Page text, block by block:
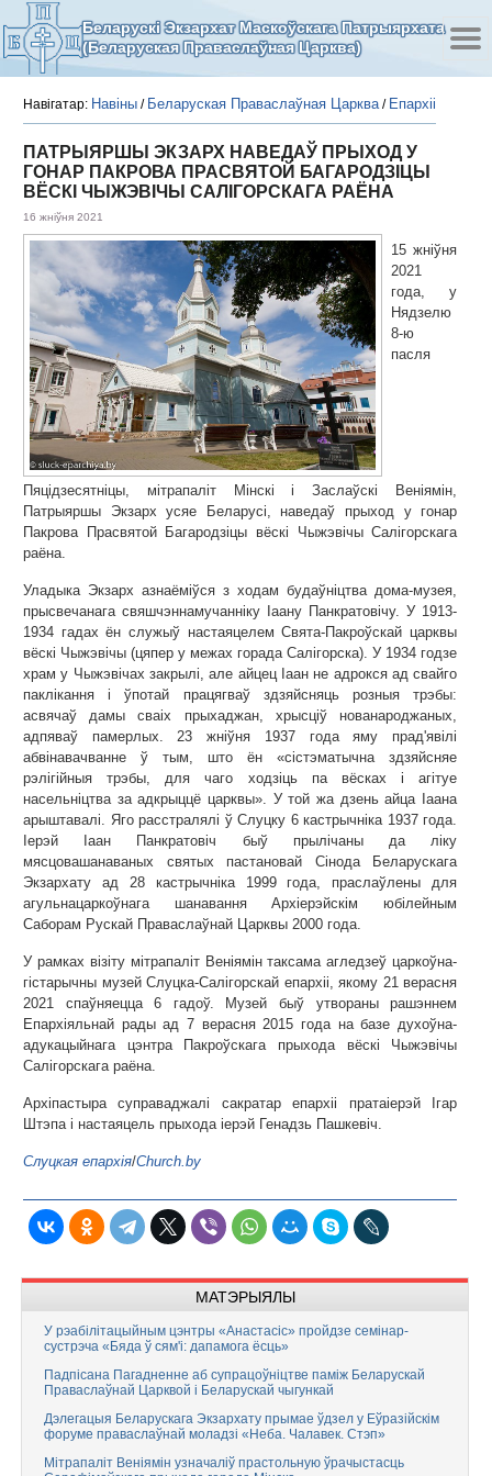
Беларускі Экзархат Маскоўскага Патрыярхата
(Беларуская Праваслаўная Царква)
Навігатар: Навіны / Беларуская Праваслаўная Царква/ Епархіі
ПАТРЫЯРШЫ ЭКЗАРХ НАВЕДАЎ ПРЫХОД У
ГОНАР ПАКРОВА ПРАСВЯТОЙ БАГАРОДЗІЦЫ
ВЁСКІ ЧЫЖЭВІЧЫ САЛІГОРСКАГА РАЁНА
16 жніўня 2021
15 жніўня
2021
года, у
Нядзелю
8-ю
пасля
Пяцідзесятніцы, мітрапаліт Мінскі і Заслаўскі Веніямін,
Патрыяршы Экзарх усяе Беларусі, наведаў прыход у гонар
Пакрова Прасвятой Багародзіцы вёскі Чыжэвічы Салігорскага
раёна.
Уладыка Экзарх азнаёміўся з ходам будаўніцтва дома-музея,
прысвечанага свяшчэннамучанніку Іаану Панкратовічу. У 1913-
1934 гадах ён служыў настаяцелем Свята-Пакроўскай царквы
вёскі Чыжэвічы (цяпер у межах горада Салігорска). У 1934 годзе
храм у Чыжэвічах закрылі, але айцец Іаан не адрокся ад свайго
паклікання і ўпотай працягваў здзяйсняць розныя трэбы:
асвячаў дамы сваіх прыхаджан, хрысціў нованароджаных,
адпяваў памерлых. 23 жніўня 1937 года яму прад'явілі
абвінавачванне ў тым, што ён «сістэматычна здзяйсняе
рэлігійныя трэбы, для чаго ходзіць па вёсках і агітуе
насельніцтва за адкрыццё царквы». У той жа дзень айца Іаана
арыштавалі. Яго расстралялі ў Слуцку 6 кастрычніка 1937 года.
Іерэй Іаан Панкратовіч быў прылічаны да ліку
мясцовашанаваных святых пастановай Сінода Беларускага
Экзархату ад 28 кастрычніка 1999 года, праслаўлены для
агульнацаркоўнага шанавання Архіерэйскім юбілейным
Саборам Рускай Праваслаўнай Царквы 2000 года.
У рамках візіту мітрапаліт Веніямін таксама агледзеў царкоўна-
гістарычны музей Слуцка-Салігорскай епархіі, якому 21 верасня
2021 спаўняецца 6 гадоў. Музей быў утвораны рашэннем
Епархіяльнай рады ад 7 верасня 2015 года на базе духоўна-
адукацыйнага цэнтра Пакроўскага прыхода вёскі Чыжэвічы
Салігорскага раёна.
Архіпастыра суправаджалі сакратар епархіі пратаіерэй Ігар
Штэпа і настаяцель прыхода іерэй Генадзь Пашкевіч.
Слуцкая епархія/Church.by
МАТЭРЫЯЛЫ
У рэабілітацыйным цэнтры «Анастасіс» пройдзе семінар-
сустрэча «Бяда ў сям'і: дапамога ёсць»
Падпісана Пагадненне аб супрацоўніцтве паміж Беларускай
Праваслаўнай Царквой і Беларускай чыгункай
Дэлегацыя Беларускага Экзархату прымае ўдзел у Еўразійскім
форуме праваслаўнай моладзі «Неба. Чалавек. Стэп»
Мітрапаліт Веніямін узначаліў прастольную ўрачыстасць